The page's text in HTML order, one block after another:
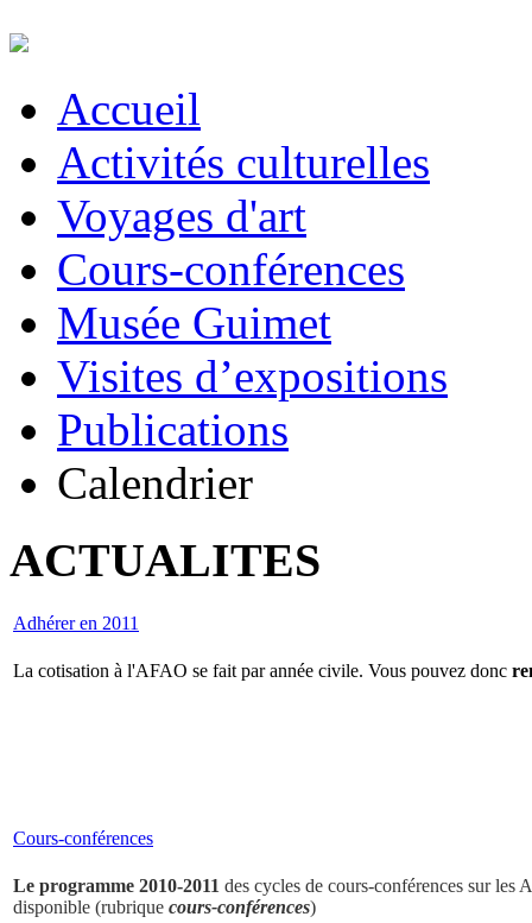
Accueil
Activités culturelles
Voyages d'art
Cours-conférences
Musée Guimet
Visites d’expositions
Publications
Calendrier
ACTUALITES
Adhérer en 2011
La cotisation à l'AFAO se fait par année civile. Vous pouvez donc
Cours-conférences
Le programme 2010-2011 des cycles de cours-conférences sur
disponible (rubrique cours-conférences)